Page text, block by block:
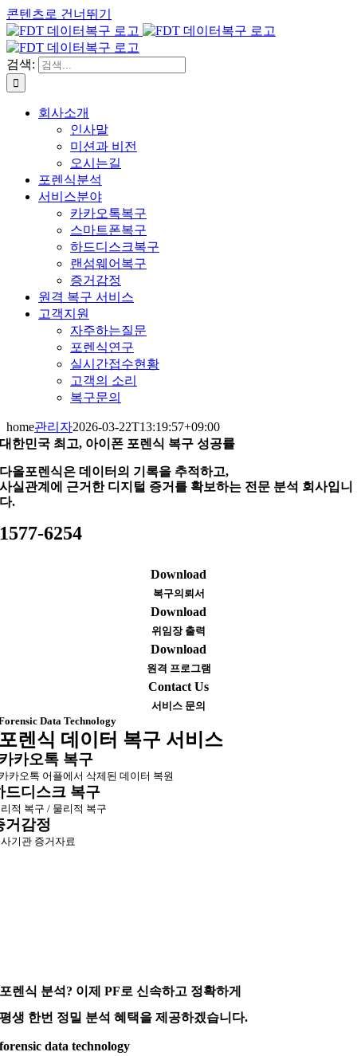
콘텐츠로 건너뛰기
검색:
회사소개
인사말
미션과 비전
오시는길
포렌식분석
서비스분야
카카오톡복구
스마트폰복구
하드디스크복구
랜섬웨어복구
증거감정
원격 복구 서비스
고객지원
자주하는질문
포렌식연구
실시간접수현황
고객의 소리
복구문의
home관리자2026-03-22T13:19:57+09:00
대한민국 최고, 아이폰 포렌식 복구 성공률
다올포렌식은 데이터의 기록을 추적하고,
사실관계에 근거한 디지털 증거를 확보하는 전문 분석 회사입니
다.
1577-6254
Download
복구의뢰서
Download
위임장 출력
Download
원격 프로그램
Contact Us
서비스 문의
Data Technology
렌식 데이터 복구 서비스
카오톡 복구
카오톡 어플에서 삭제된 데이터 복원
드디스크 복구
적 복구 / 물리적 복구
거감정
기관 증거자료
포렌식 분석? 이제 PF로 신속하고 정확하게
평생 한번 정밀 분석 혜택을 제공하겠습니다.
forensic data technology